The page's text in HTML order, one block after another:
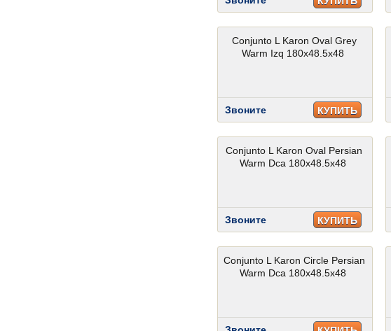
Conjunto L Karon Oval Grey
Warm Izq 180x48.5x48
Звоните КУПИТЬ
Conjunto L Karon Oval Persian
Warm Dca 180x48.5x48
Звоните КУПИТЬ
Conjunto L Karon Circle Persian
Warm Dca 180x48.5x48